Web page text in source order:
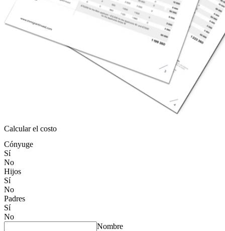
Calcular el costo
Cónyuge
Sí
No
Hijos
Sí
No
Padres
Sí
No
Nombre